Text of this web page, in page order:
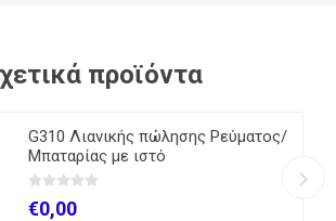
προϊόντα
G310 Λιανικής πώλησης Ρεύματος/
Μπαταρίας με ιστό
€0,00